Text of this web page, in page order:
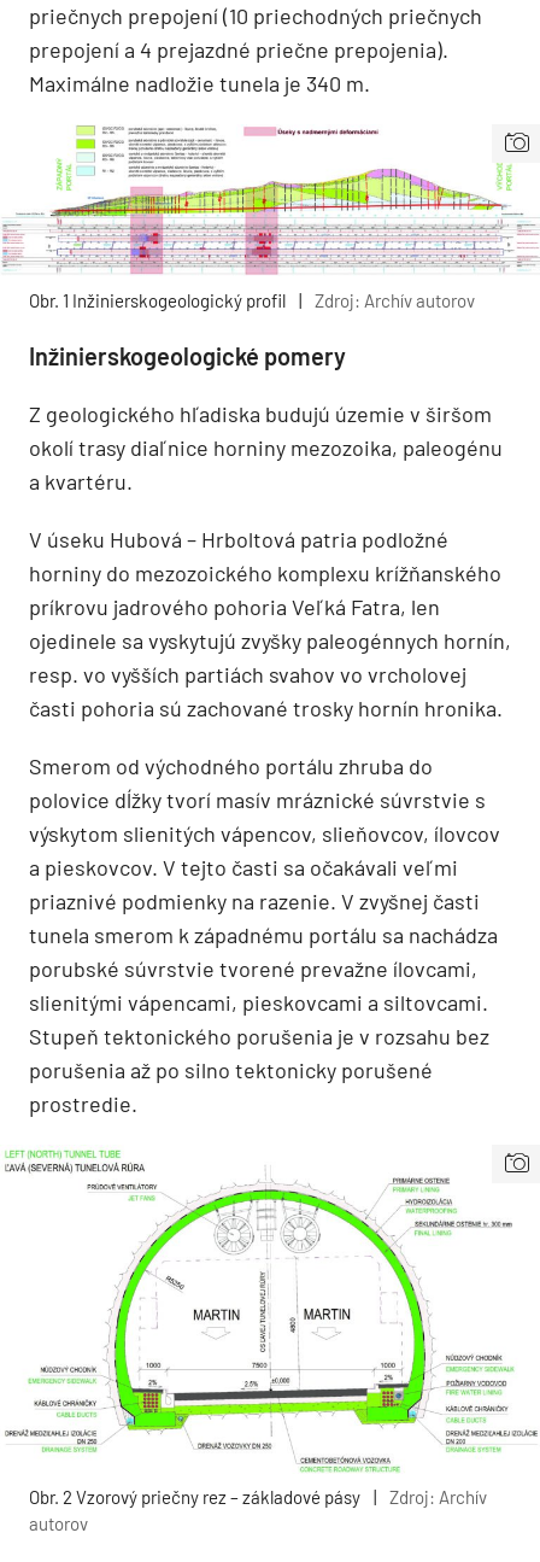
priečnych prepojení (10 priechodných priečnych
prepojení a 4 prejazdné priečne prepojenia).
Maximálne nadložie tunela je 340 m.
Obr. 1 Inžinierskogeologický profil | Zdroj: Archív autorov
Inžinierskogeologické pomery
Z geologického hľadiska budujú územie v širšom
okolí trasy diaľnice horniny mezozoika, paleogénu
a kvartéru.
V úseku Hubová – Hrboltová patria podložné
horniny do mezozoického komplexu krížňanského
príkrovu jadrového pohoria Veľká Fatra, len
ojedinele sa vyskytujú zvyšky paleogénnych hornín,
resp. vo vyšších partiách svahov vo vrcholovej
časti pohoria sú zachované trosky hornín hronika.
Smerom od východného portálu zhruba do
polovice dĺžky tvorí masív mráznické súvrstvie s
výskytom slienitých vápencov, slieňovcov, ílovcov
a pieskovcov. V tejto časti sa očakávali veľmi
priaznivé podmienky na razenie. V zvyšnej časti
tunela smerom k západnému portálu sa nachádza
porubské súvrstvie tvorené prevažne ílovcami,
slienitými vápencami, pieskovcami a siltovcami.
Stupeň tektonického porušenia je v rozsahu bez
porušenia až po silno tektonicky porušené
prostredie.
Obr. 2 Vzorový priečny rez – základové pásy |
Zdroj: Archív
autorov